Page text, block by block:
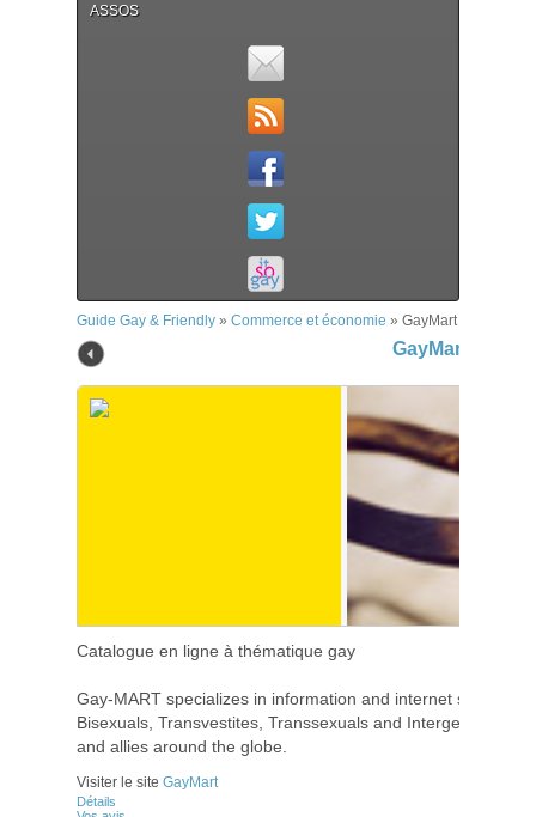
ASSOS
Guide Gay & Friendly » Commerce et économie » GayMart
GayMart
Catalogue en ligne à thématique gay
Gay-MART specializes in information and internet shopping
Bisexuals, Transvestites, Transsexuals and Intergendered
and allies around the globe.
Visiter le site GayMart
Détails